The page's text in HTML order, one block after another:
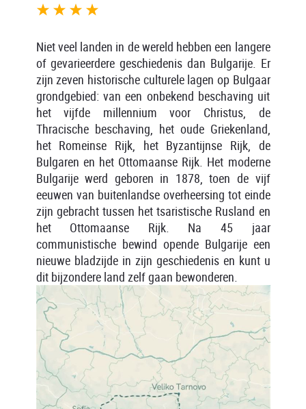
Niet veel landen in de wereld hebben een langere
of gevarieerdere geschiedenis dan Bulgarije. Er
zijn zeven historische culturele lagen op Bulgaar
grondgebied: van een onbekend beschaving uit
het vijfde millennium voor Christus, de
Thracische beschaving, het oude Griekenland,
het Romeinse Rijk, het Byzantijnse Rijk, de
Bulgaren en het Ottomaanse Rijk. Het moderne
Bulgarije werd geboren in 1878, toen de vijf
eeuwen van buitenlandse overheersing tot einde
zijn gebracht tussen het tsaristische Rusland en
het Ottomaanse Rijk. Na 45 jaar
communistische bewind opende Bulgarije een
nieuwe bladzijde in zijn geschiedenis en kunt u
dit bijzondere land zelf gaan bewonderen.